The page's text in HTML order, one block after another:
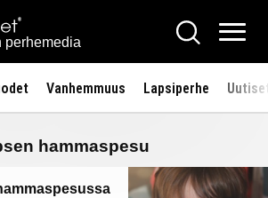
perhemedia
Hae
Vanhemmuus Lapsiperhe
hammaspesu